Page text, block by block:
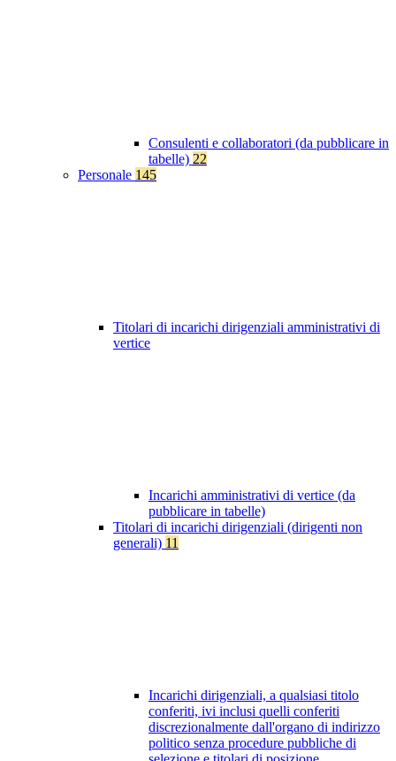
Consulenti e collaboratori (da pubblicare in
tabelle) 22
Personale 145
Titolari di incarichi dirigenziali amministrativi di
vertice
Incarichi amministrativi di vertice (da
pubblicare in tabelle)
Titolari di incarichi dirigenziali (dirigenti non
generali) 11
Incarichi dirigenziali, a qualsiasi titolo
conferiti, ivi inclusi quelli conferiti
discrezionalmente dall'organo di indirizzo
politico senza procedure pubbliche di